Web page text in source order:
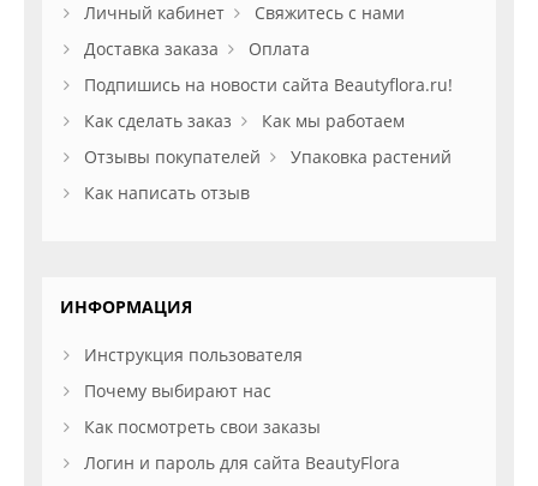
Личный кабинет
Свяжитесь с нами
Доставка заказа
Оплата
Подпишись на новости сайта Beautyflora.ru!
Как сделать заказ
Как мы работаем
Отзывы покупателей
Упаковка растений
Как написать отзыв
ИНФОРМАЦИЯ
Инструкция пользователя
Почему выбирают нас
Как посмотреть свои заказы
Логин и пароль для сайта BeautyFlora